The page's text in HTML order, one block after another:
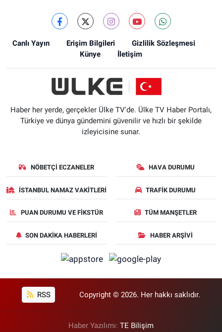
Canlı Yayın Erişim Bilgileri
Gizlilik Sözleşmesi
Künye
İletişim
Haber her yerde, gerçekler Ülke TV'de. Ülke TV Haber Portalı,
Türkiye ve dünya gündemini güvenilir ve hızlı bir şekilde
izleyicisine sunar.
NÖBETÇI ECZANELER HAVA DURUMU
İSTANBUL NAMAZ VAKITLERI TRAFIK DURUMU
PUAN DURUMU VE FIKSTÜR TÜM MANŞETLER
SON DAKIKA HABERLERI HABER ARŞIVI
RSS Copyright © 2026. Her hakkı saklıdır.
Haber Yazılımı: TE Bilişim